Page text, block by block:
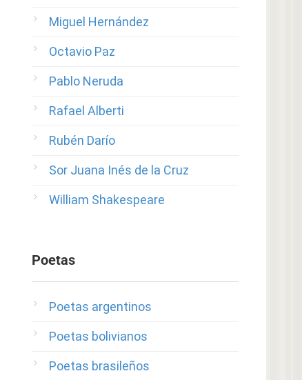
Miguel Hernández
Octavio Paz
Pablo Neruda
Rafael Alberti
Rubén Darío
Sor Juana Inés de la Cruz
William Shakespeare
Poetas
Poetas argentinos
Poetas bolivianos
Poetas brasileños